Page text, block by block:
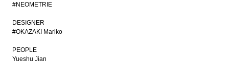
#NEOMETRIE
DESIGNER
#OKAZAKI Mariko
PEOPLE
Yueshu Jian